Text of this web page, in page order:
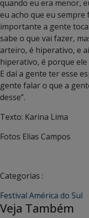
quando eu era menor,
eu acho que eu
importante a gente
sabe o que vai fazer,
arteiro, é hiperativo, e
hiperativo, é porque
E daí a gente ter esse
gente falar o que a
desse”.
Texto: Karina Lima
Fotos Elias Campos
Categorias :
Festival América do Sul
Veja Também